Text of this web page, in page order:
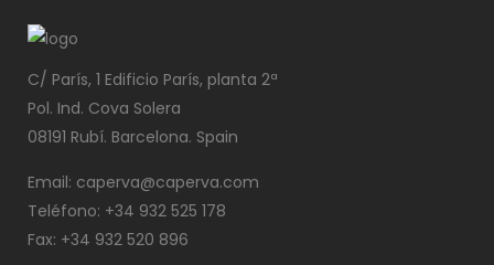
C/ París, 1 Edificio París, planta 2ª
Pol. Ind. Cova Solera
08191 Rubí. Barcelona. Spain
Email: caperva@caperva.com
Teléfono: +34 932 525 178
Fax: +34 932 520 896